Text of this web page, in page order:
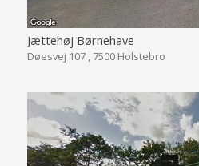
Jættehøj Børnehave
Døesvej 107 , 7500 Holstebro